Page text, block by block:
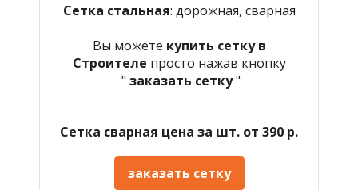
Сетка стальная: дорожная, сварная
Вы можете купить сетку в
Строителе просто нажав кнопку
" заказать сетку"
Сетка сварная цена за шт. от 390 р.
заказать сетку